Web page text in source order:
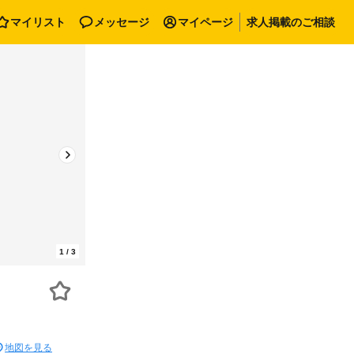
マイリスト メッセージ マイページ 求人掲載のご相談
1 / 3
地図を見る